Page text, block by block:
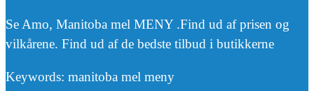
Se Amo, Manitoba mel MENY .Find ud af prisen og
vilkårene. Find ud af de bedste tilbud i butikkerne
Keywords: manitoba mel meny